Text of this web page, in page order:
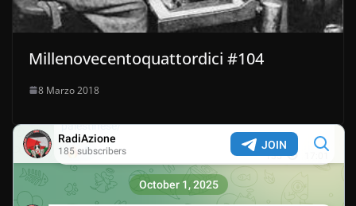
Millenovecentoquattordici #104
8 Marzo 2018